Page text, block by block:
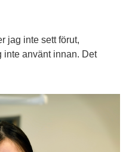
jag inte sett förut,
inte använt innan. Det